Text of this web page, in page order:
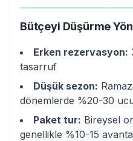
Bütçeyi Düşürme
Erken rezervasyon:
tasarruf
Düşük sezon:
dönemlerde %20-30
Paket tur: Bireysel
genellikle %10-15